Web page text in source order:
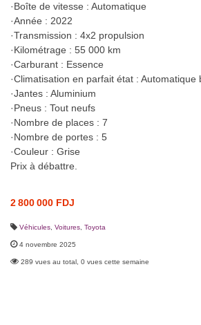
·Boîte de vitesse : Automatique
·Année : 2022
·Transmission : 4x2 propulsion
·Kilométrage : 55 000 km
·Carburant : Essence
·Climatisation en parfait état : Automatique
·Jantes : Aluminium
·Pneus : Tout neufs
·Nombre de places : 7
·Nombre de portes : 5
·Couleur : Grise
Prix à débattre.
2 800 000 FDJ
Véhicules Voitures Toyota
4 novembre 2025
289 vues au total, 0 vues cette semaine